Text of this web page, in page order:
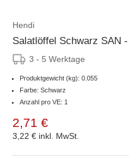
Hendi
Salatlöffel Schwarz SAN
3 - 5 Werktage
Produktgewicht (kg): 0.055
Farbe: Schwarz
Anzahl pro VE: 1
2,71 €
3,22 € inkl. MwSt.